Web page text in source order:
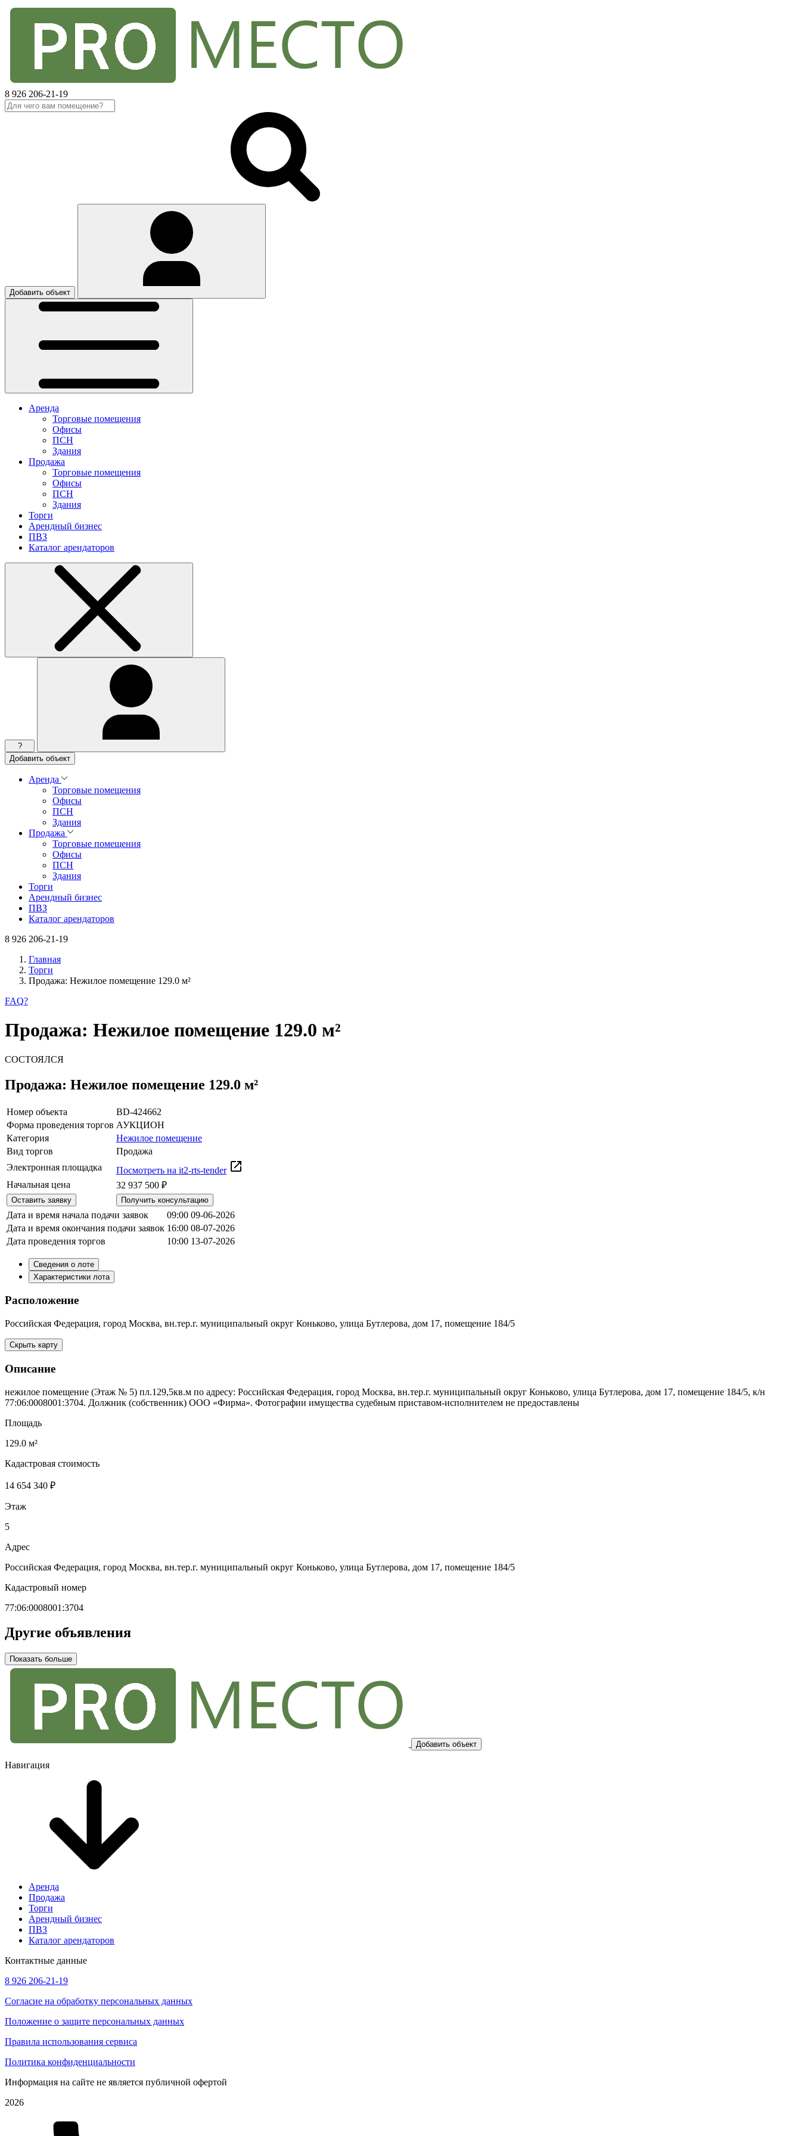
8 926 206-21-19
Добавить объект
Аренда
Торговые помещения
Офисы
ПСН
Здания
Продажа
Торговые помещения
Офисы
ПСН
Здания
Торги
Арендный бизнес
ПВЗ
Каталог арендаторов
?
Добавить объект
Аренда
Торговые помещения
Офисы
ПСН
Здания
Продажа
Торговые помещения
Офисы
ПСН
Здания
Торги
Арендный бизнес
ПВЗ
Каталог арендаторов
8 926 206-21-19
Главная
Торги
Продажа: Нежилое помещение 129.0 м²
FAQ?
Продажа: Нежилое помещение 129.0 м²
СОСТОЯЛСЯ
Продажа: Нежилое помещение 129.0 м²
Номер объекта
BD-424662
Форма проведения торгов АУКЦИОН
Категория
Нежилое помещение
Вид торгов
Продажа
Электронная площадка
Посмотреть на it2-rts-tender
Начальная цена
32 937 500 ₽
Оставить заявку Получить консультацию
Дата и время начала подачи заявок
09:00 09-06-2026
Дата и время окончания подачи заявок 16:00 08-07-2026
Дата проведения торгов
10:00 13-07-2026
Сведения о лоте
Характеристики лота
Расположение
Российская Федерация, город Москва, вн.тер.г. муниципальный округ Коньково, улица Бутлерова, дом 17, помещение 184/5
Скрыть карту
Описание
нежилое помещение (Этаж № 5) пл.129,5кв.м по адресу: Российская Федерация, город Москва, вн.тер.г. муниципальный округ Коньково, улица Бутлерова, дом 17, помещение 184/5, к/н
77:06:0008001:3704. Должник (собственник) ООО «Фирма». Фотографии имущества судебным приставом-исполнителем не предоставлены
Площадь
129.0 м²
Кадастровая стоимость
14 654 340 ₽
Этаж
5
Адрес
Российская Федерация, город Москва, вн.тер.г. муниципальный округ Коньково, улица Бутлерова, дом 17, помещение 184/5
Кадастровый номер
77:06:0008001:3704
Другие объявления
Показать больше
Добавить объект
Навигация
Аренда
Продажа
Торги
Арендный бизнес
ПВЗ
Каталог арендаторов
Контактные данные
8 926 206-21-19
Согласие на обработку персональных данных
Положение о защите персональных данных
Правила использования сервиса
Политика конфиденциальности
Информация на сайте не является публичной офертой
2026